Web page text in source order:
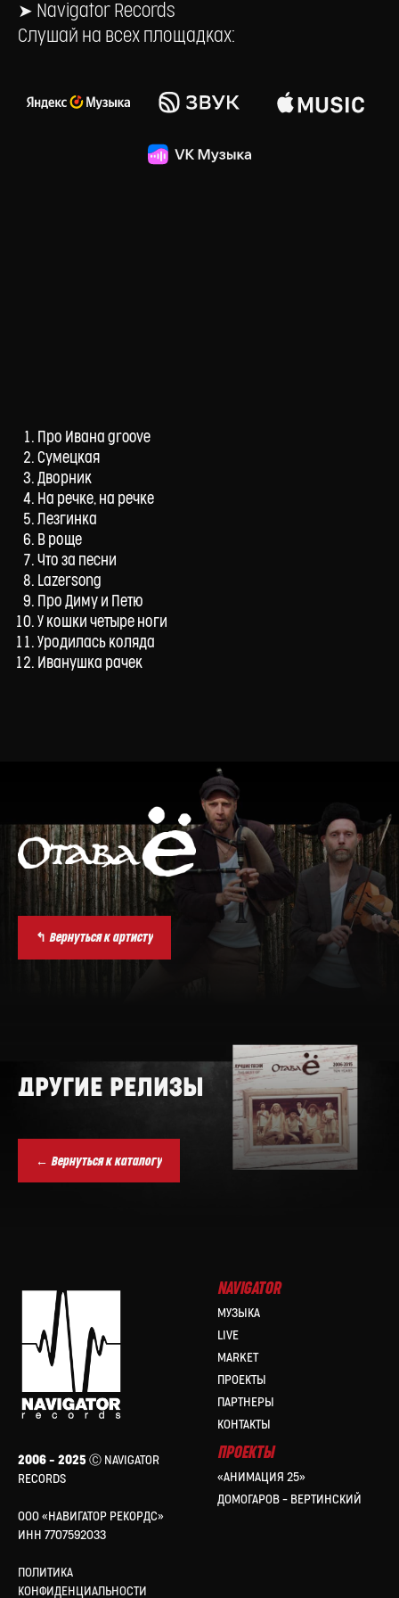
➤ Navigator Records
Слушай на всех площадках:
Про Ивана groove
Сумецкая
Дворник
На речке, на речке
Лезгинка
В роще
Что за песни
Lazersong
Про Диму и Петю
У кошки четыре ноги
Уродилась коляда
Иванушка рачек
↰ Вернуться к артисту
ДРУГИЕ РЕЛИЗЫ
← Вернуться к каталогу
2006 – 2025 Ⓒ NAVIGATOR
RECORDS
ООО «НАВИГАТОР РЕКОРДС»
ИНН 7707592033
ПОЛИТИКА
КОНФИДЕНЦИАЛЬНОСТИ
NAVIGATOR
МУЗЫКА
LIVE
MARKET
ПРОЕКТЫ
ПАРТНЕРЫ
КОНТАКТЫ
ПРОЕКТЫ
«АНИМАЦИЯ 25»
ДОМОГАРОВ – ВЕРТИНСКИЙ